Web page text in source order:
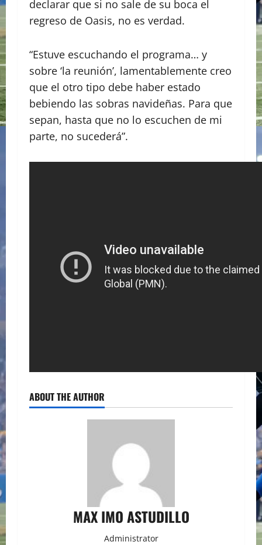
declarar que si no sale de su boca el
regreso de Oasis, no es verdad.
“Estuve escuchando el programa… y
sobre ‘la reunión’, lamentablemente creo
que el otro tipo debe haber estado
bebiendo las sobras navideñas. Para que
sepan, hasta que no lo escuchen de mi
parte, no sucederá”.
ABOUT THE AUTHOR
MAX IMO ASTUDILLO
Administrator